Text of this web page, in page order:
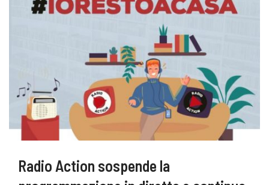
Radio Action sospende la